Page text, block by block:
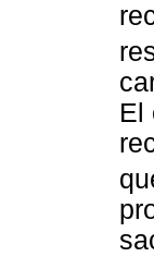
El